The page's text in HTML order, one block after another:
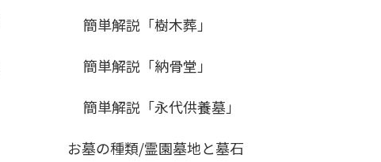
簡単解説「樹木葬」
簡単解説「納骨堂」
簡単解説「永代供養墓」
お墓の種類/霊園墓地と墓石